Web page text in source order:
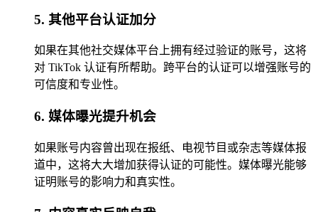
5. 其他平台认证加分
如果在其他社交媒体平台上拥有经过验证的账号，这将
对 TikTok 认证有所帮助。跨平台的认证可以增强账号的
可信度和专业性。
6. 媒体曝光提升机会
如果账号内容曾出现在报纸、电视节目或杂志等媒体报
道中，这将大大增加获得认证的可能性。媒体曝光能够
证明账号的影响力和真实性。